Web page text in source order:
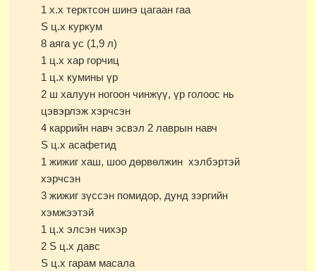
1 х.х терктсон шинэ цагаан гаа
Ѕ ц.х куркум
8 аяга ус (1,9 л)
1 ц.х хар горчиц
1 ц.х кумины үр
2 ш халуун ногоон чинжүү, үр голоос нь
цэвэрлэж хэрчсэн
4 каррийн навч эсвэл 2 лаврын навч
Ѕ ц.х асафетид
1 жижиг хаш, шоо дөрвөлжин хэлбэртэй
хэрчсэн
3 жижиг зүссэн помидор, дунд зэргийн
хэмжээтэй
1 ц.х элсэн чихэр
2 Ѕ ц.х давс
Ѕ ц.х гарам масала